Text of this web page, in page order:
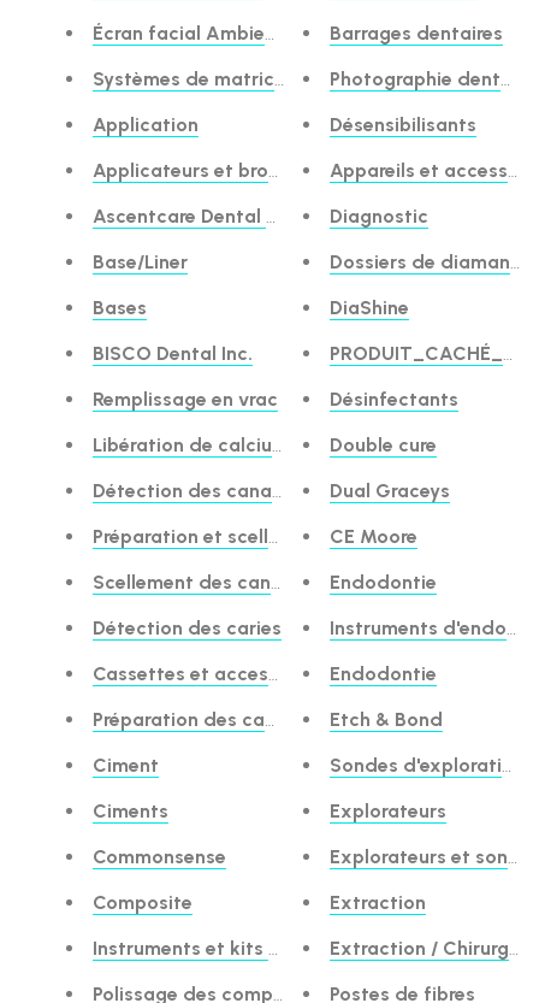
Écran facial Ambience™
Systèmes de matrice antérieure
Application
Applicateurs et brosses, Divers
Ascentcare Dental Products
Base/Liner
Bases
BISCO Dental Inc.
Remplissage en vrac
Libération de calcium
Détection des canaux
Préparation et scellement des canaux
Scellement des canaux
Détection des caries
Cassettes et accessoires
Préparation des cavités et désensibilisateurs
Ciment
Ciments
Commonsense
Composite
Instruments et kits composites
Polissage des composites
Barrages dentaires
Photographie dentaire
Désensibilisants
Appareils et
Diagnostic
Dossiers de diamants
DiaShine
Désinfectants
Double cure
Dual Graceys
CE Moore
Endodontie
Instruments
Endodontie
Etch & Bond
Sondes d'exploration
Explorateurs
Explorateurs et
Extraction
Extraction / Chirurgie
Postes de fibres